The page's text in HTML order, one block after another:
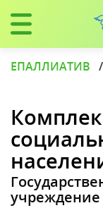
ЕПАЛЛИАТИВ /
учреждение